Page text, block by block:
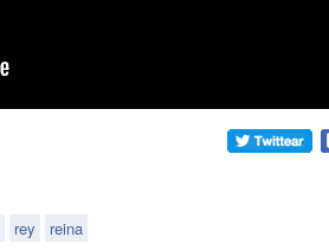
rey reina